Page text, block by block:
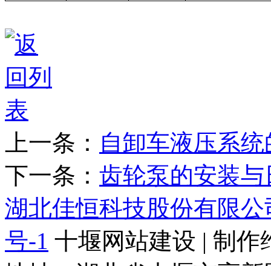
上一条： 自卸车液压系
下一条： 齿轮泵的安装
湖北佳恒科技股份有限公
号-1 十堰网站建设 | 制作